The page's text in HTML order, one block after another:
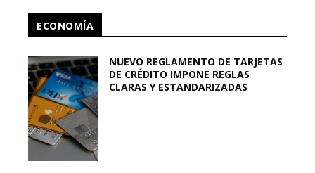
ECONOMÍA
NUEVO REGLAMENTO DE TARJETAS
DE CRÉDITO IMPONE REGLAS
CLARAS Y ESTANDARIZADAS